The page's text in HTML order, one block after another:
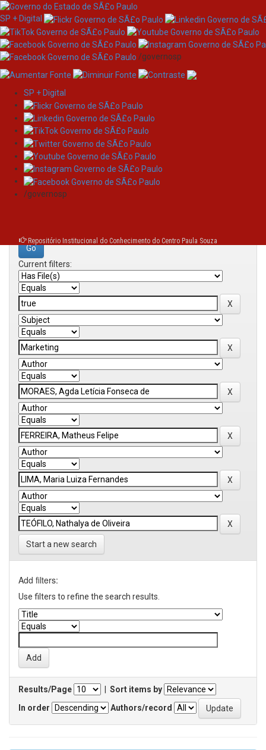
Skip
navigation
SP + Digital
/governosp
SP + Digital
/governosp
Repositório Institucional do Conhecimento do Centro Paula Souza
Search
Search:
Current filters:
Start a new search
Add filters:
Use filters to refine the search results.
Results/Page
Sort items by
In order
Authors/record